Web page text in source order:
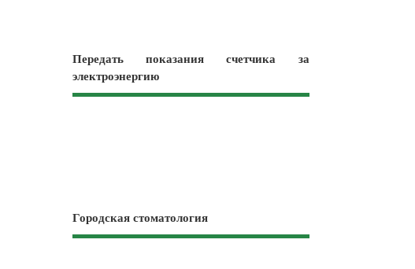
Передать показания счетчика за
электроэнергию
Городская стоматология